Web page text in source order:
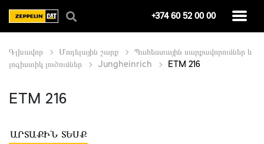
+374 60 52 00 00
Գլխավոր Մոդելային շարք
Պահեստային սարքավորումներ և
լոգիստիկ լուծումներ
Jungheinrich ETM 216
ETM 216
ԱՐՏԱՔԻՆ ՏԵՍՔ